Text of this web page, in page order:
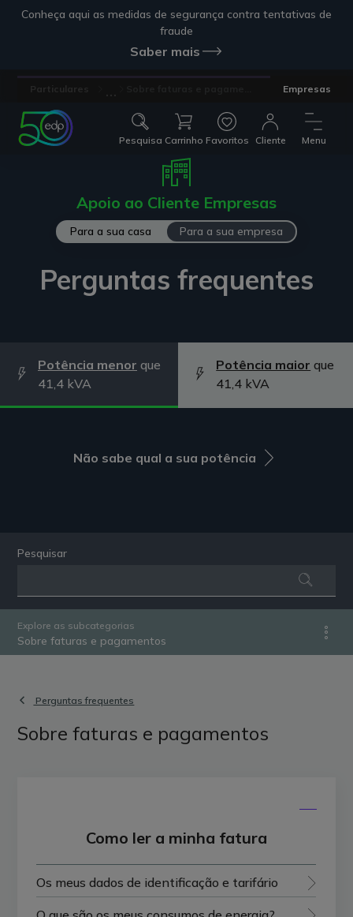
Conheça aqui as medidas de segurança contra tentativas de
fraude
Saber mais
Empresas
Pesquisa Carrinho Favoritos Cliente Menu
Apoio ao Cliente Empresas
Para a sua casa Para a sua empresa
Perguntas frequentes
Potência menor que
41,4 kVA
Potência maior que
41,4 kVA
Não sabe qual a sua potência
Pesquisar
Explore as subcategorias
Sobre faturas e pagamentos
Perguntas frequentes
Sobre faturas e pagamentos
Como ler a minha fatura
Os meus dados de identificação e tarifário